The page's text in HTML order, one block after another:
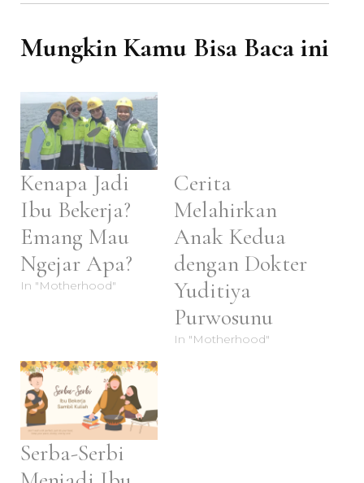
Mungkin Kamu Bisa Baca ini
Kenapa Jadi
Ibu Bekerja?
Emang Mau
Ngejar Apa?
In "Motherhood"
Cerita
Melahirkan
Anak Kedua
dengan Dokter
Yuditiya
Purwosunu
In "Motherhood"
Serba-Serbi